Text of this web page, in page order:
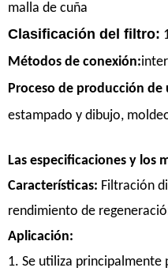
malla de cuña
Clasificación del filtro:
Métodos de conexión:
Proceso de producción de
estampado y dibujo,
Las especificaciones y los
Características: Filtración
rendimiento de
Aplicación:
1. Se utiliza